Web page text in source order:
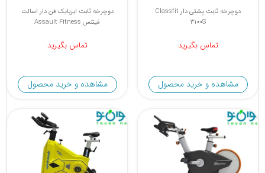
دوچرخه ثابت پشتی دار Classfit
3100S
تماس بگیرید
مشاهده و خرید محصول
دوچرخه ثابت ایربایک فن دار اسالت
فیتنس Assault Fitness
تماس بگیرید
مشاهده و خرید محصول